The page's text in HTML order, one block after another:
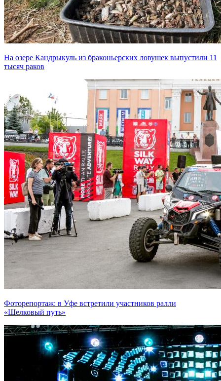
На озере Кандрыкуль из браконьерских ловушек выпустили 11
тысяч раков
Фоторепортаж: в Уфе встретили участников ралли
«Шелковый путь»